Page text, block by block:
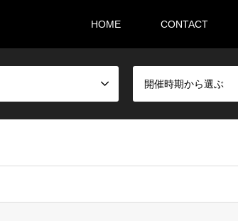
HOME CONTACT
開催時期から選ぶ